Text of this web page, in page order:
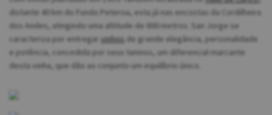
distante 40 km do Fundo Peteroa, esta já nas encostas da Cordilheira
dos Andes, atingindo uma altitude de 600 metros. San Jorge se
caracteriza por entregar vinhos de grande elegância, personalidade
e potência, concedida por seus taninos, um diferencial marcante
desta vinha, que dão ao conjunto um equilíbrio único.